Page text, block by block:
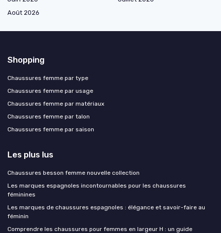
Août 2026
Shopping
Chaussures femme par type
Chaussures femme par usage
Chaussures femme par matériaux
Chaussures femme par talon
Chaussures femme par saison
Les plus lus
Chaussures besson femme nouvelle collection
Les marques espagnoles incontournables pour les chaussures
féminines
Les marques de chaussures espagnoles : élégance et savoir-faire au
féminin
Comprendre les chaussures pour femmes en largeur H : un guide